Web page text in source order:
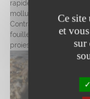
rapide et picorent la
mollusques, des
Contrairement à
fouillent pas les
proies mais utilisent
Ce site
et
sur